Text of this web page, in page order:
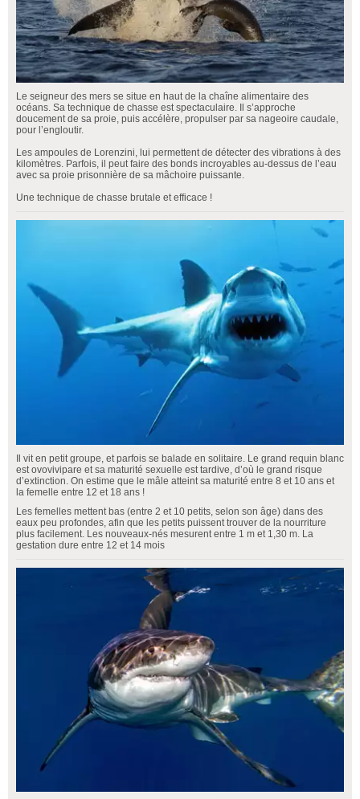
Le seigneur des mers se situe en haut de la chaîne alimentaire des
océans. Sa technique de chasse est spectaculaire. Il s’approche
doucement de sa proie, puis accélère, propulser par sa nageoire caudale,
pour l’engloutir.
Les ampoules de Lorenzini, lui permettent de détecter des vibrations à des
kilomètres. Parfois, il peut faire des bonds incroyables au-dessus de l’eau
avec sa proie prisonnière de sa mâchoire puissante.
Une technique de chasse brutale et efficace !
Il vit en petit groupe, et parfois se balade en solitaire. Le grand requin blanc
est ovovivipare et sa maturité sexuelle est tardive, d’où le grand risque
d’extinction. On estime que le mâle atteint sa maturité entre 8 et 10 ans et
la femelle entre 12 et 18 ans !
Les femelles mettent bas (entre 2 et 10 petits, selon son âge) dans des
eaux peu profondes, afin que les petits puissent trouver de la nourriture
plus facilement. Les nouveaux-nés mesurent entre 1 m et 1,30 m. La
gestation dure entre 12 et 14 mois